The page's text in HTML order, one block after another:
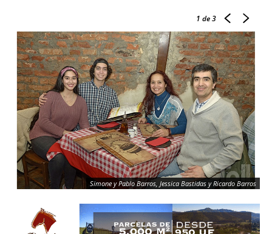
1 de 3
Simone y Pablo Barros, Jessica Bastidas y Ricardo Barros